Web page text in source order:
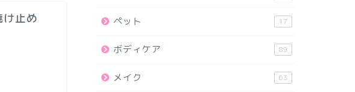
止め
ペット 17
ボディケア 89
メイク 63